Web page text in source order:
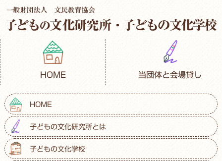
HOME 当団体と会場貸し
HOME
子どもの文化研究所とは
子どもの文化学校